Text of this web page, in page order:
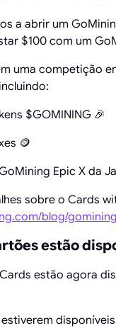
a abrir um
$100 com um
uma competição
$GOMINING 🎉
🪙
Epic X da
sobre o Cards
blog/
estão
estão agora